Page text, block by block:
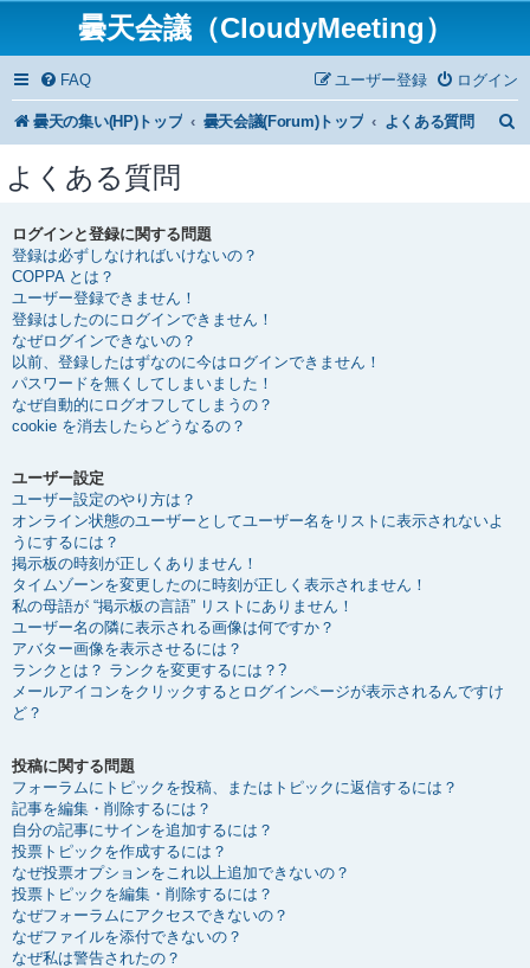
曇天会議（CloudyMeeting）
FAQ ログイン
ユーザー登録
曇天の集い(HP)トップ 曇天会議(Forum)トップ よくある質問
よくある質問
ログインと登録に関する問題
登録は必ずしなければいけないの？
COPPA とは？
ユーザー登録できません！
登録はしたのにログインできません！
なぜログインできないの？
以前、登録したはずなのに今はログインできません！
パスワードを無くしてしまいました！
なぜ自動的にログオフしてしまうの？
cookie を消去したらどうなるの？
ユーザー設定
ユーザー設定のやり方は？
オンライン状態のユーザーとしてユーザー名をリストに表示されないよ
うにするには？
掲示板の時刻が正しくありません！
タイムゾーンを変更したのに時刻が正しく表示されません！
私の母語が “掲示板の言語” リストにありません！
ユーザー名の隣に表示される画像は何ですか？
アバター画像を表示させるには？
ランクとは？ ランクを変更するには？?
メールアイコンをクリックするとログインページが表示されるんですけ
ど？
投稿に関する問題
フォーラムにトピックを投稿、またはトピックに返信するには？
記事を編集・削除するには？
自分の記事にサインを追加するには？
投票トピックを作成するには？
なぜ投票オプションをこれ以上追加できないの？
投票トピックを編集・削除するには？
なぜフォーラムにアクセスできないの？
なぜファイルを添付できないの？
なぜ私は警告されたの？